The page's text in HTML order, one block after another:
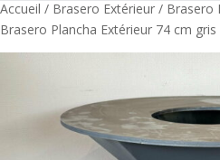
Accueil / Brasero Extérieur / Brasero
Brasero Plancha Extérieur 74 cm